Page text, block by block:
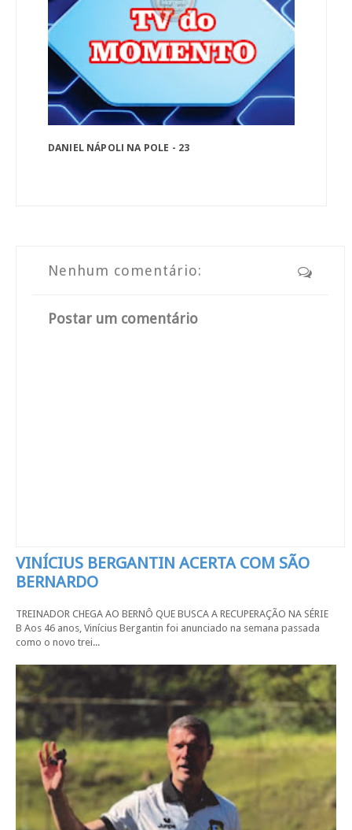
DANIEL NÁPOLI NA POLE - 23
Nenhum comentário:
Postar um comentário
VINÍCIUS BERGANTIN ACERTA COM SÃO
BERNARDO
TREINADOR CHEGA AO BERNÔ QUE BUSCA A RECUPERAÇÃO NA SÉRIE
B Aos 46 anos, Vinícius Bergantin foi anunciado na semana passada
como o novo trei...